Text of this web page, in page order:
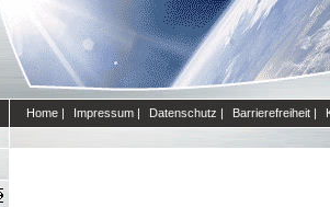
Home | Impressum | Datenschutz | Barrierefreiheit |